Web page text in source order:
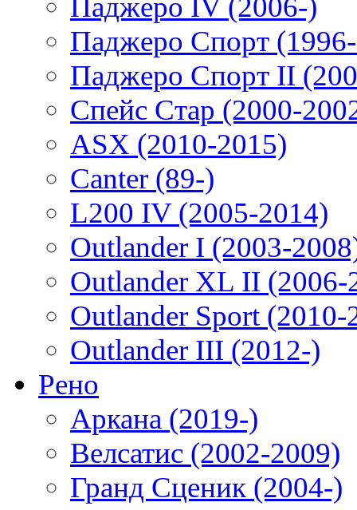
Паджеро IV (2006-)
Паджеро Спорт
Паджеро Спорт II
Спейс Стар (2000-
ASX (2010-2015)
Canter (89-)
L200 IV (2005-2014)
Outlander I (2003-
Outlander XL II (2006-
Outlander Sport (2010-
Outlander III (2012-)
Рено
Аркана (2019-)
Велсатис (2002-2009)
Гранд Сценик (2004-)